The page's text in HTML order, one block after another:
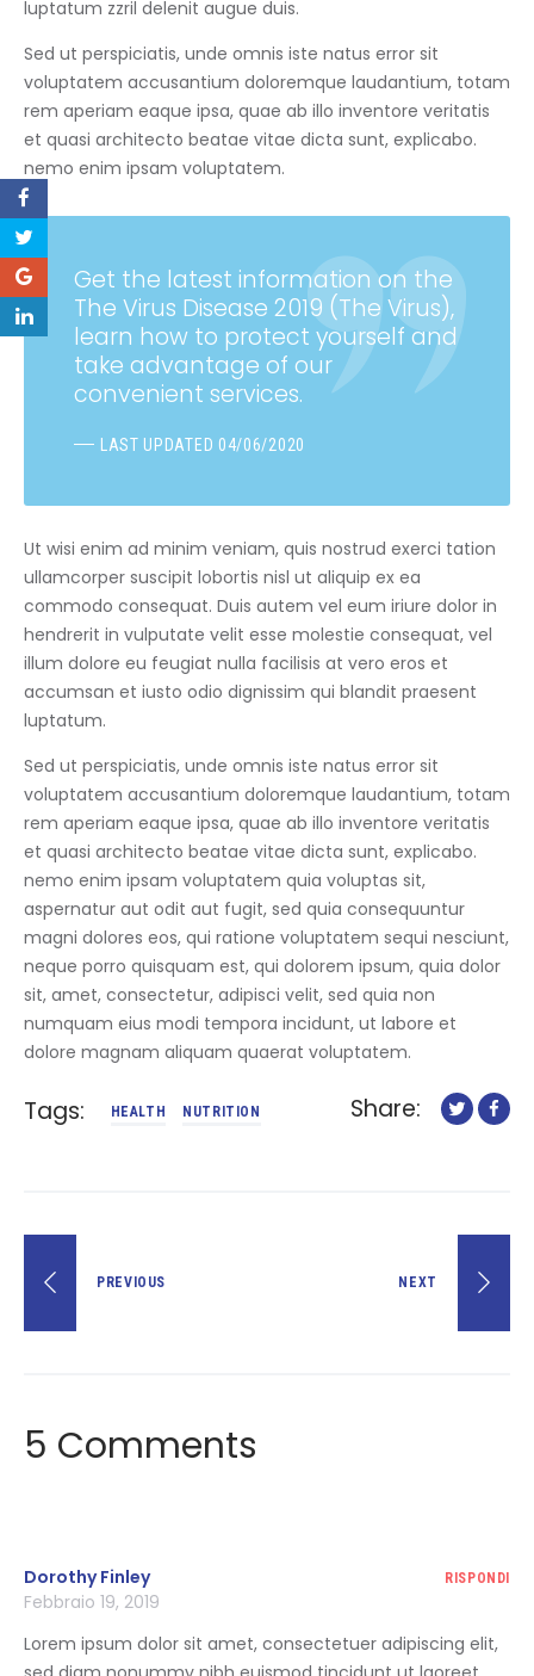
luptatum zzril delenit augue duis.
Sed ut perspiciatis, unde omnis iste natus error sit
voluptatem accusantium doloremque laudantium, totam
rem aperiam eaque ipsa, quae ab illo inventore veritatis
et quasi architecto beatae vitae dicta sunt, explicabo.
nemo enim ipsam voluptatem.
Get the latest information on the
The Virus Disease 2019 (The Virus),
learn how to protect yourself and
take advantage of our
convenient services.
LAST UPDATED 04/06/2020
Ut wisi enim ad minim veniam, quis nostrud exerci tation
ullamcorper suscipit lobortis nisl ut aliquip ex ea
commodo consequat. Duis autem vel eum iriure dolor in
hendrerit in vulputate velit esse molestie consequat, vel
illum dolore eu feugiat nulla facilisis at vero eros et
accumsan et iusto odio dignissim qui blandit praesent
luptatum.
Sed ut perspiciatis, unde omnis iste natus error sit
voluptatem accusantium doloremque laudantium, totam
rem aperiam eaque ipsa, quae ab illo inventore veritatis
et quasi architecto beatae vitae dicta sunt, explicabo.
nemo enim ipsam voluptatem quia voluptas sit,
aspernatur aut odit aut fugit, sed quia consequuntur
magni dolores eos, qui ratione voluptatem sequi nesciunt,
neque porro quisquam est, qui dolorem ipsum, quia dolor
sit, amet, consectetur, adipisci velit, sed quia non
numquam eius modi tempora incidunt, ut labore et
dolore magnam aliquam quaerat voluptatem.
Tags: HEALTH NUTRITION Share:
PREVIOUS NEXT
5 Comments
Dorothy Finley
Febbraio 19, 2019
Lorem ipsum dolor sit amet, consectetuer adipiscing elit,
RISPONDI